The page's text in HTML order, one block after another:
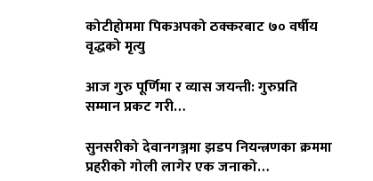
कोटीहोममा पिकअपको ठक्करबाट ७० वर्षीय
वृद्धको मृत्यु
आज गुरु पूर्णिमा र व्यास जयन्ती: गुरुप्रति
सम्मान प्रकट गरी…
सुनसरीको देवानगञ्जमा झडप नियन्त्रणका क्रममा
प्रहरीको गोली लागेर एक जनाको…